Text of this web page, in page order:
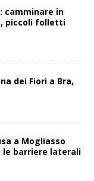
camminare in
piccoli folletti
dei Fiori a Bra,
a Mogliasso
barriere laterali